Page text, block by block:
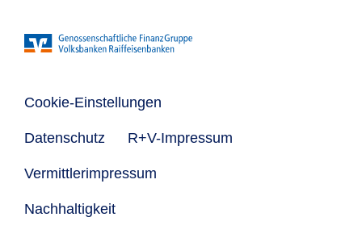
Cookie-Einstellungen
Datenschutz R+V-Impressum
Vermittlerimpressum
Nachhaltigkeit